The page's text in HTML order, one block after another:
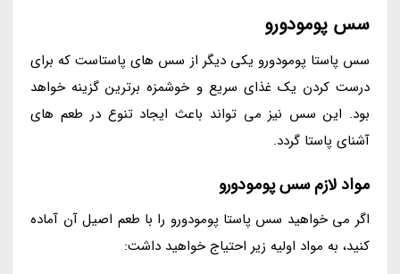
سس پومودورو
سس پاستا پومودورو یکی دیگر از سس های پاستاست که برای
درست کردن یک غذای سریع و خوشمزه برترین گزینه خواهد
بود. این سس نیز می تواند باعث ایجاد تنوع در طعم های
آشنای پاستا گردد.
مواد لازم سس پومودورو
اگر می خواهید سس پاستا پومودورو را با طعم اصیل آن آماده
کنید، به مواد اولیه زیر احتیاج خواهید داشت: